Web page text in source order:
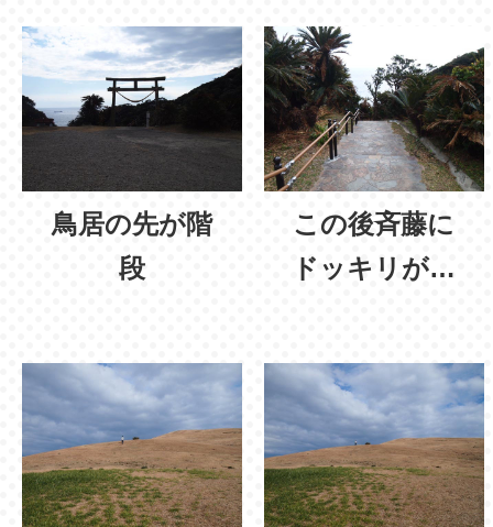
鳥居の先が階
段
この後斉藤に
ドッキリが…